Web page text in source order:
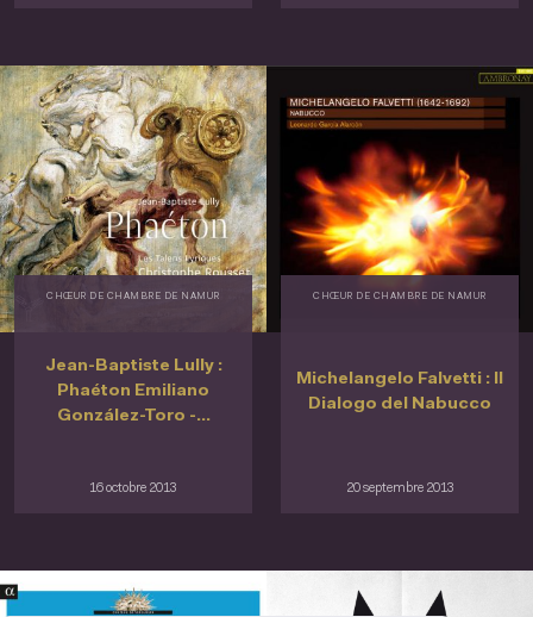
CHŒUR DE CHAMBRE DE NAMUR
Jean-Baptiste Lully :
Phaéton Emiliano
González-Toro -...
16 octobre 2013
CHŒUR DE CHAMBRE DE NAMUR
Michelangelo Falvetti : Il
Dialogo del Nabucco
20 septembre 2013